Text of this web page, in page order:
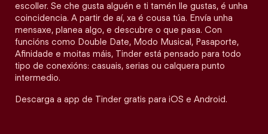
escoller. Se che gusta alguén e ti tamén lle gustas, é unha
coincidencia. A partir de aí, xa é cousa túa. Envía unha
mensaxe, planea algo, e descubre o que pasa. Con
funcións como Double Date, Modo Musical, Pasaporte,
Afinidade e moitas máis, Tinder está pensado para todo
tipo de conexións: casuais, serias ou calquera punto
intermedio.
Descarga a app de Tinder gratis para iOS e Android.